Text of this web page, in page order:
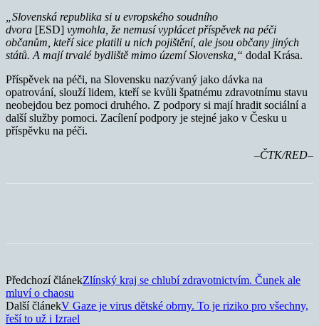
„Slovenská republika si u evropského soudního
dvora [ESD] vymohla, že nemusí vyplácet příspěvek na péči
občanům, kteří sice platili u nich pojištění, ale jsou občany jiných
států. A mají trvalé bydliště mimo území Slovenska,“ dodal Krása.
Příspěvek na péči, na Slovensku nazývaný jako dávka na
opatrování, slouží lidem, kteří se kvůli špatnému zdravotnímu stavu
neobejdou bez pomoci druhého. Z podpory si mají hradit sociální a
další služby pomoci. Zacílení podpory je stejné jako v Česku u
příspěvku na péči.
–ČTK/RED–
Předchozí článekZlínský kraj se chlubí zdravotnictvím. Čunek ale
mluví o chaosu
Další článekV Gaze je virus dětské obrny. To je riziko pro všechny,
řeší to už i Izrael